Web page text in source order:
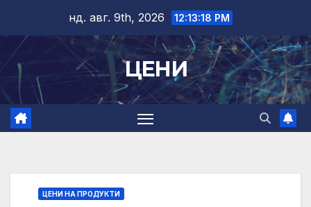
content
нд. авг. 9th, 2026 12:13:18 PM
ЦЕНИ
ЦЕНИ НА ПРОДУКТИ